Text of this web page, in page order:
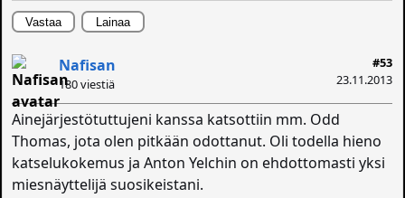
Vastaa Lainaa
#53
23.11.2013
Nafisan
180 viestiä
Ainejärjestötuttujeni kanssa katsottiin mm. Odd
Thomas, jota olen pitkään odottanut. Oli todella hieno
katselukokemus ja Anton Yelchin on ehdottomasti yksi
miesnäyttelijä suosikeistani.